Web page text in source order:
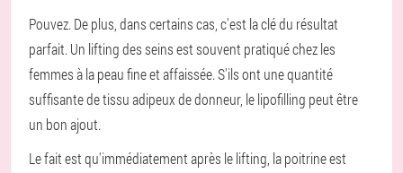
Pouvez. De plus, dans certains cas, c'est la clé du résultat
parfait. Un lifting des seins est souvent pratiqué chez les
femmes à la peau fine et affaissée. S'ils ont une quantité
suffisante de tissu adipeux de donneur, le lipofilling peut être
un bon ajout.
Le fait est qu'immédiatement après le lifting, la poitrine est